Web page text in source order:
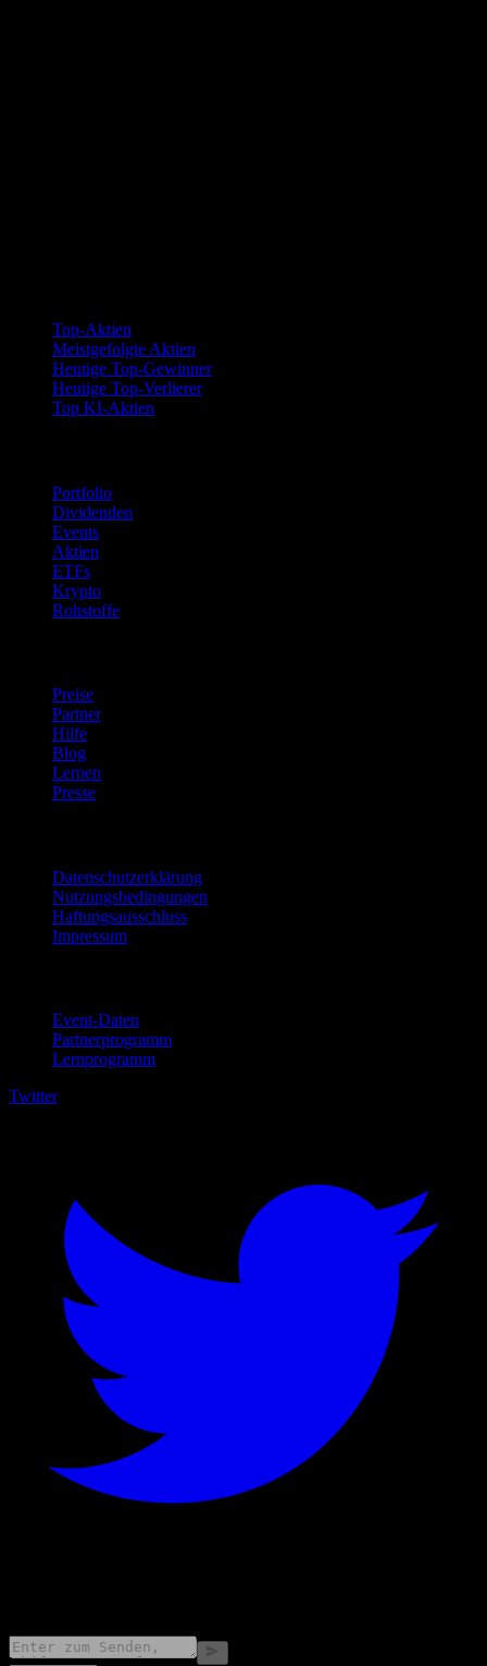
Top-Aktien
Meistgefolgte Aktien
Heutige Top-Gewinner
Heutige Top-Verlierer
Top KI-Aktien
Portfolio
Dividenden
Events
Aktien
ETFs
Krypto
Rohstoffe
Preise
Partner
Hilfe
Blog
Lernen
Presse
Datenschutzerklärung
Nutzungsbedingungen
Haftungsausschluss
Impressum
Event-Daten
Partnerprogramm
Lernprogramm
Twitter